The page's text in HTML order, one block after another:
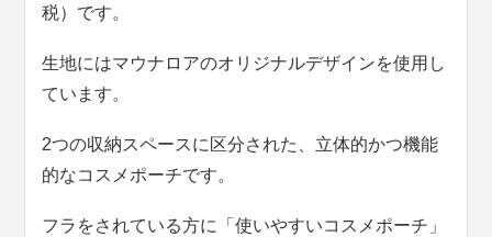
税）です。
生地にはマウナロアのオリジナルデザインを使用し
ています。
2つの収納スペースに区分された、立体的かつ機能
的なコスメポーチです。
フラをされている方に「使いやすいコスメポーチ」